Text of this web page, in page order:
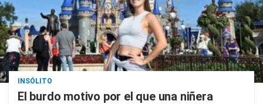
INSÓLITO
El burdo motivo por el que una niñera